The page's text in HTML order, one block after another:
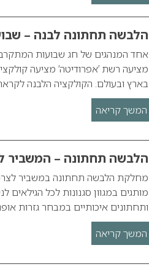
הלבשה תחתונה לבנה –
אחד המנהגים של חג שבועות
מציעה רשת ’אפרודיטה’ מציעה
בארץ ובעולם. הקולקציה הלבנה
המשך קריאה
הלבשה תחתונה – המשביר
מחלקת הלבשה תחתונה במשביר
מותגים במגוון סגנונות לכל הגילאים
ותחתונים איכותיים במבחר גזרות
המשך קריאה